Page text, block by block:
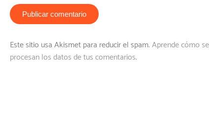
Este sitio usa Akismet para reducir el spam.Aprende cómo se
procesan los datos de tus comentarios.